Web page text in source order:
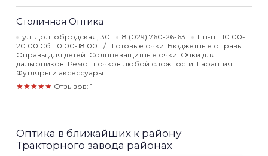
Столичная Оптика
ул. Долгобродская, 30 8 (029) 760-26-63
Пн-пт: 10:00-
20:00 Сб: 10:00-18:00
Готовые очки. Бюджетные оправы.
Оправы для детей. Солнцезащитные очки. Очки для
дальтоников. Ремонт очков любой сложности. Гарантия.
Футляры и аксессуары.
★★★★★ Отзывов: 1
Оптика в ближайших к району
Тракторного завода районах